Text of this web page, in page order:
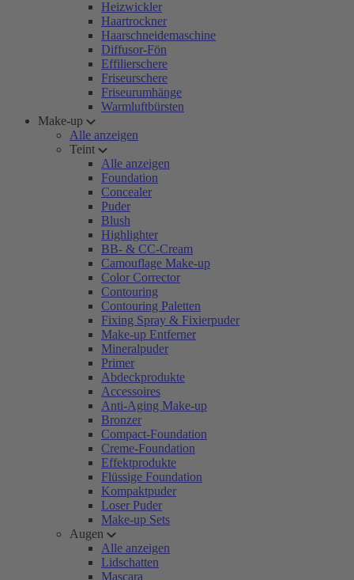
Heizwickler
Haartrockner
Haarschneidemaschine
Diffusor-Fön
Effilierschere
Friseurschere
Friseurumhänge
Warmluftbürsten
Make-up
Alle anzeigen
Teint
Alle anzeigen
Foundation
Concealer
Puder
Blush
Highlighter
BB- & CC-Cream
Camouflage Make-up
Color Corrector
Contouring
Contouring Paletten
Fixing Spray & Fixierpuder
Make-up Entferner
Mineralpuder
Primer
Abdeckprodukte
Accessoires
Anti-Aging Make-up
Bronzer
Compact-Foundation
Creme-Foundation
Effektprodukte
Flüssige Foundation
Kompaktpuder
Loser Puder
Make-up Sets
Augen
Alle anzeigen
Lidschatten
Mascara